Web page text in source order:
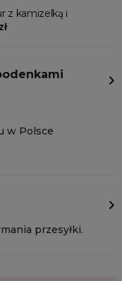
z kamizelką i
w Polsce
przesyłki.